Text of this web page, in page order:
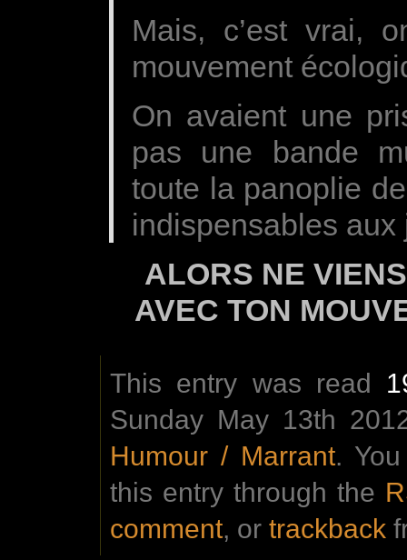
Mais, c’est vrai,
mouvement
On avaient une
pas une bande
toute la panoplie
indispensables aux
ALORS NE
AVEC TON
This entry was read
Sunday May 13th
Humour / Marrant.
this entry through the
comment, or trackback